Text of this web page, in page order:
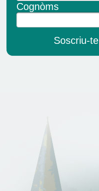
Cognòms
Soscriu-te